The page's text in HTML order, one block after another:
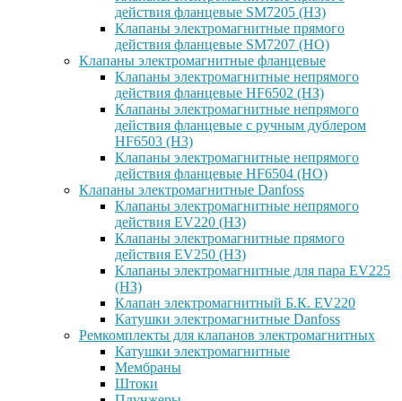
действия фланцевые SM7205 (НЗ)
Клапаны электромагнитные прямого
действия фланцевые SM7207 (НО)
Клапаны электромагнитные фланцевые
Клапаны электромагнитные непрямого
действия фланцевые HF6502 (НЗ)
Клапаны электромагнитные непрямого
действия фланцевые с ручным дублером
HF6503 (Н3)
Клапаны электромагнитные непрямого
действия фланцевые HF6504 (НО)
Клапаны электромагнитные Danfoss
Клапаны электромагнитные непрямого
действия EV220 (НЗ)
Клапаны электромагнитные прямого
действия EV250 (НЗ)
Клапаны электромагнитные для пара EV225
(НЗ)
Клапан электромагнитный Б.К. EV220
Катушки электромагнитные Danfoss
Ремкомплекты для клапанов электромагнитных
Катушки электромагнитные
Мембраны
Штоки